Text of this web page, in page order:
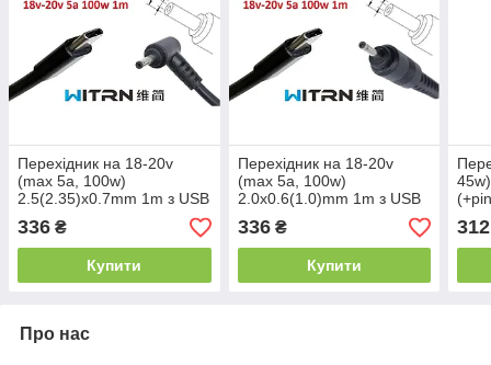
Перехідник на 18-20v
(max 5a, 100w)
2.5(2.35)x0.7mm 1m з USB
Type-C (male) Power
Delivery PD (WITRN)
тригер (A class) 1 день
336 ₴
Купити
Перехідник на 18-20v
(max 5a, 100w)
2.0x0.6(1.0)mm 1m з USB
Type-C (male) Power
Delivery PD (WITRN)
тригер (A class) 1 день
336₴
Купити
гар.
312
Про нас